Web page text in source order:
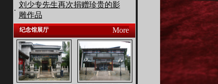
·
刘少专先生再次捐赠珍贵的影
雕作品
纪念馆展厅 More